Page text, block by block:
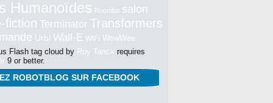
Humanoïdes Roomba salon
fiction Terminator Transformers
Urbi Wall-E WIFI WowWee
Flash tag cloud by Roy Tanck requires
9 or better.
ROBOTBLOG SUR FACEBOOK